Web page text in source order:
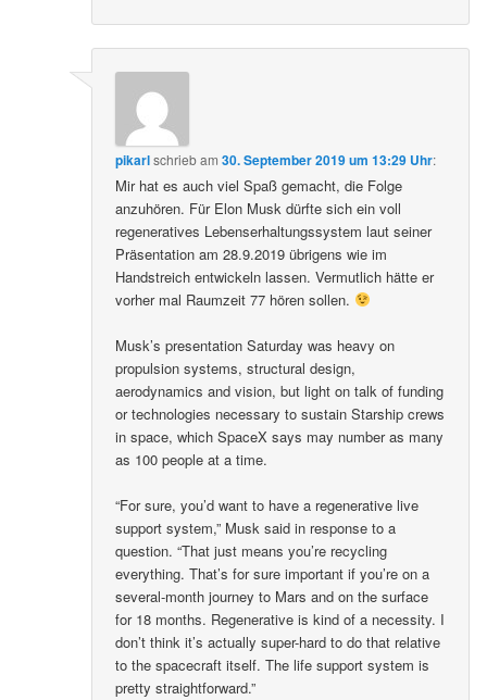
pikarlschriebam30. September 2019 um 13:29 Uhr:
Mir hat es auch viel Spaß gemacht, die Folge
anzuhören. Für Elon Musk dürfte sich ein voll
regeneratives Lebenserhaltungssystem laut seiner
Präsentation am 28.9.2019 übrigens wie im
Handstreich entwickeln lassen. Vermutlich hätte er
vorher mal Raumzeit 77 hören sollen.
Musk’s presentation Saturday was heavy on
propulsion systems, structural design,
aerodynamics and vision, but light on talk of funding
or technologies necessary to sustain Starship crews
in space, which SpaceX says may number as many
as 100 people at a time.
“For sure, you’d want to have a regenerative live
support system,” Musk said in response to a
question. “That just means you’re recycling
everything. That’s for sure important if you’re on a
several-month journey to Mars and on the surface
for 18 months. Regenerative is kind of a necessity. I
don’t think it’s actually super-hard to do that relative
to the spacecraft itself. The life support system is
pretty straightforward.”